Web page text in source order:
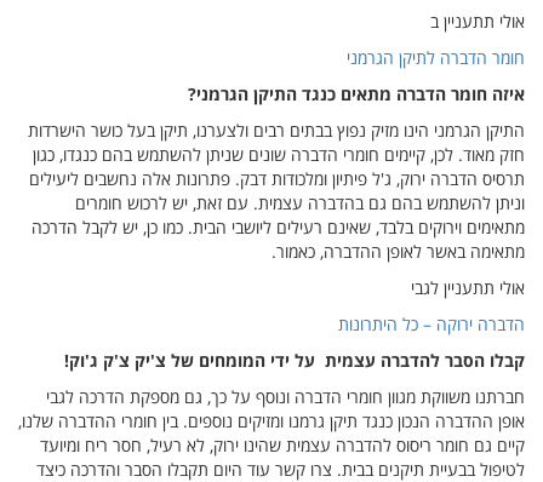
אולי תתעניין ב
חומר הדברה לתיקן הגרמני
איזה חומר הדברה מתאים כנגד התיקן הגרמני?
התיקן הגרמני הינו מזיק נפוץ בבתים רבים ולצערנו, תיקן בעל כושר הישרדות
חזק מאוד. לכן, קיימים חומרי הדברה שונים שניתן להשתמש בהם כנגדו, כגון
תרסיס הדברה ירוק, ג'ל פיתיון ומלכודות דבק. פתרונות אלה נחשבים ליעילים
וניתן להשתמש בהם גם בהדברה עצמית. עם זאת, יש לרכוש חומרים
מתאימים וירוקים בלבד, שאינם רעילים ליושבי הבית. כמו כן, יש לקבל הדרכה
מתאימה באשר לאופן ההדברה, כאמור.
אולי תתעניין לגבי
הדברה ירוקה – כל היתרונות
קבלו הסבר להדברה עצמית על ידי המומחים של צ'יק צ'ק ג'וק!
חברתנו משווקת מגוון חומרי הדברה ונוסף על כך, גם מספקת הדרכה לגבי
אופן ההדברה הנכון כנגד תיקן גרמנו ומזיקים נוספים. בין חומרי ההדברה שלנו,
קיים גם חומר ריסוס להדברה עצמית שהינו ירוק, לא רעיל, חסר ריח ומיועד
לטיפול בבעיית תיקנים בבית. צרו קשר עוד היום תקבלו הסבר והדרכה כיצד